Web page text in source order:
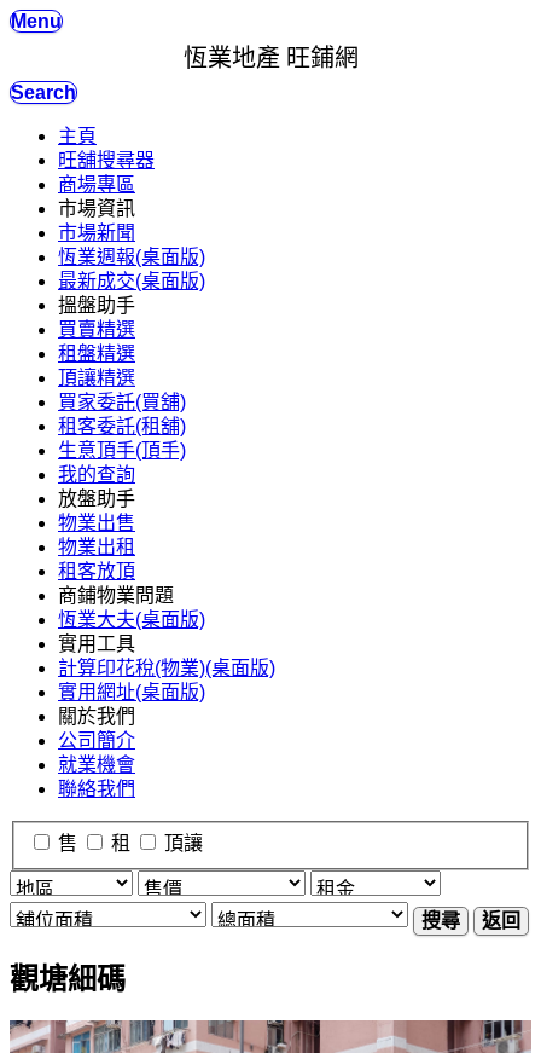
Menu
恆業地產 旺鋪網
Search
主頁
旺舖搜尋器
商場專區
市場資訊
市場新聞
恆業週報(桌面版)
最新成交(桌面版)
搵盤助手
買賣精選
租盤精選
頂讓精選
買家委託(買舖)
租客委託(租舖)
生意頂手(頂手)
我的查詢
放盤助手
物業出售
物業出租
租客放頂
商鋪物業問題
恆業大夫(桌面版)
實用工具
計算印花稅(物業)(桌面版)
實用網址(桌面版)
關於我們
公司簡介
就業機會
聯絡我們
售 租 頂讓
搜尋 返回
觀塘細碼